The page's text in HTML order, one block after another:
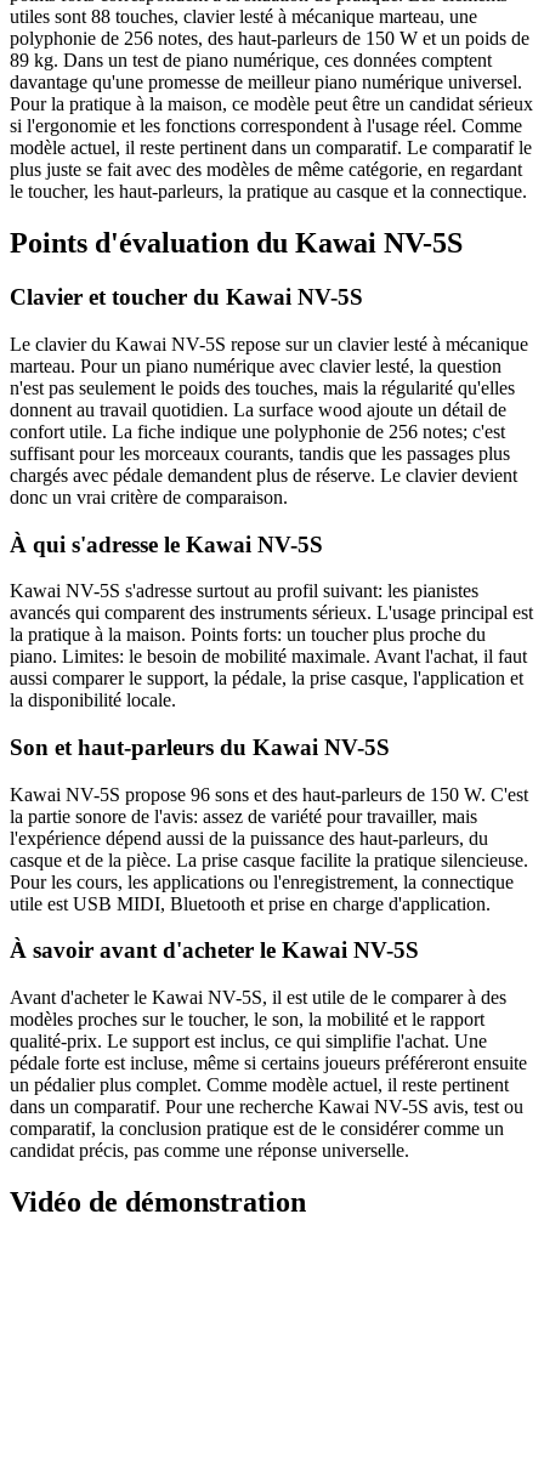
utiles sont 88 touches, clavier lesté à mécanique marteau, une
polyphonie de 256 notes, des haut-parleurs de 150 W et un poids de
89 kg. Dans un test de piano numérique, ces données comptent
davantage qu'une promesse de meilleur piano numérique universel.
Pour la pratique à la maison, ce modèle peut être un candidat sérieux
si l'ergonomie et les fonctions correspondent à l'usage réel. Comme
modèle actuel, il reste pertinent dans un comparatif. Le comparatif le
plus juste se fait avec des modèles de même catégorie, en regardant
le toucher, les haut-parleurs, la pratique au casque et la connectique.
Points d'évaluation du Kawai NV-5S
Clavier et toucher du Kawai NV-5S
Le clavier du Kawai NV-5S repose sur un clavier lesté à mécanique
marteau. Pour un piano numérique avec clavier lesté, la question
n'est pas seulement le poids des touches, mais la régularité qu'elles
donnent au travail quotidien. La surface wood ajoute un détail de
confort utile. La fiche indique une polyphonie de 256 notes; c'est
suffisant pour les morceaux courants, tandis que les passages plus
chargés avec pédale demandent plus de réserve. Le clavier devient
donc un vrai critère de comparaison.
À qui s'adresse le Kawai NV-5S
Kawai NV-5S s'adresse surtout au profil suivant: les pianistes
avancés qui comparent des instruments sérieux. L'usage principal est
la pratique à la maison. Points forts: un toucher plus proche du
piano. Limites: le besoin de mobilité maximale. Avant l'achat, il faut
aussi comparer le support, la pédale, la prise casque, l'application et
la disponibilité locale.
Son et haut-parleurs du Kawai NV-5S
Kawai NV-5S propose 96 sons et des haut-parleurs de 150 W. C'est
la partie sonore de l'avis: assez de variété pour travailler, mais
l'expérience dépend aussi de la puissance des haut-parleurs, du
casque et de la pièce. La prise casque facilite la pratique silencieuse.
Pour les cours, les applications ou l'enregistrement, la connectique
utile est USB MIDI, Bluetooth et prise en charge d'application.
À savoir avant d'acheter le Kawai NV-5S
Avant d'acheter le Kawai NV-5S, il est utile de le comparer à des
modèles proches sur le toucher, le son, la mobilité et le rapport
qualité-prix. Le support est inclus, ce qui simplifie l'achat. Une
pédale forte est incluse, même si certains joueurs préféreront ensuite
un pédalier plus complet. Comme modèle actuel, il reste pertinent
dans un comparatif. Pour une recherche Kawai NV-5S avis, test ou
comparatif, la conclusion pratique est de le considérer comme un
candidat précis, pas comme une réponse universelle.
Vidéo de démonstration